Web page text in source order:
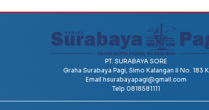
PT. SURABAYA SORE
Graha Surabaya Pagi, Simo Kalangan II No. 183 K
Email hsurabayapagi@gmail.com
Telp 0818581111